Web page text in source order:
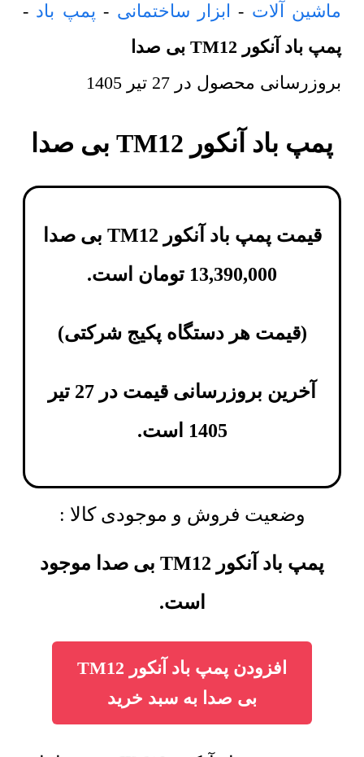
ماشین آلات - ابزار ساختمانی - پمپ باد -
پمپ باد آنکور TM12 بی صدا
بروزرسانی محصول در 27 تیر 1405
پمپ باد آنکور TM12 بی صدا
قیمت پمپ باد آنکور TM12 بی صدا
13,390,000 تومان است.
(قیمت هر دستگاه پکیج شرکتی)
آخرین بروزرسانی قیمت در 27 تیر
1405 است.
وضعیت فروش و موجودی کالا :
پمپ باد آنکور TM12 بی صدا موجود
است.
افزودن پمپ باد آنکور TM12
بی صدا به سبد خرید